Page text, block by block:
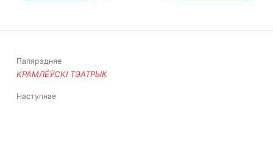
Папярэдняе
КРАМЛЁЎСКІ ТЭАТРЫК
Наступнае